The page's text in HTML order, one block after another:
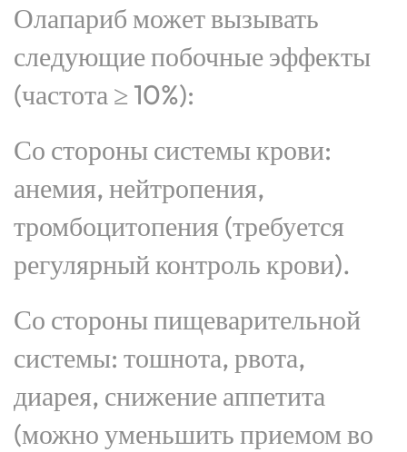
Олапариб может вызывать
следующие побочные эффекты
(частота ≥ 10%):
Со стороны системы крови:
анемия, нейтропения,
тромбоцитопения (требуется
регулярный контроль крови).
Со стороны пищеварительной
системы: тошнота, рвота,
диарея, снижение аппетита
(можно уменьшить приемом во